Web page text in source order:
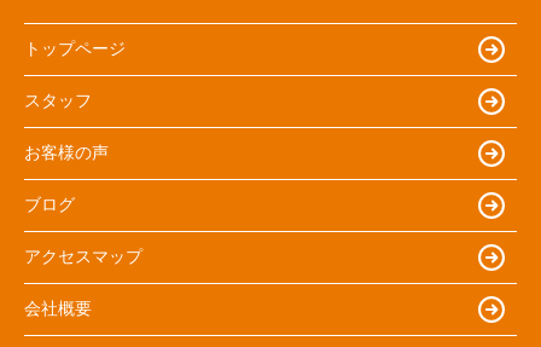
トップページ
スタッフ
お客様の声
ブログ
アクセスマップ
会社概要